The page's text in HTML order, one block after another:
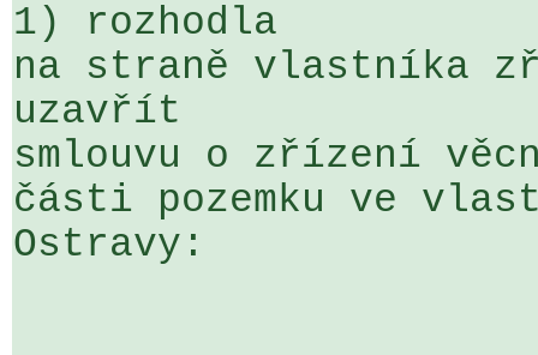
1) rozhodla
na straně vlastníka
uzavřít
smlouvu o zřízení
části pozemku ve
Ostravy: